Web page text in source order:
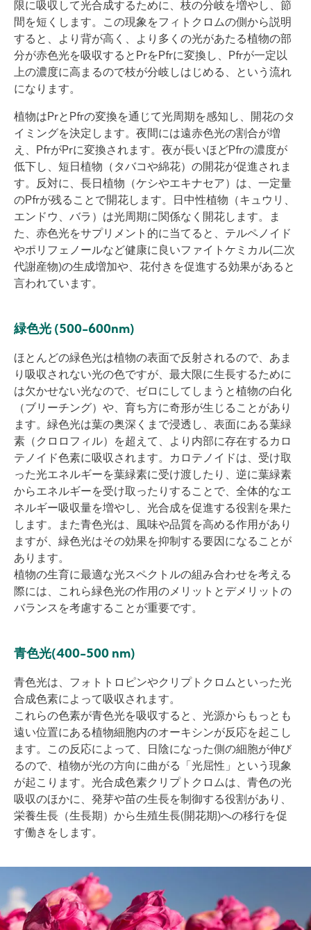
限に吸収して光合成するために、枝の分岐を増やし、節
間を短くします。この現象をフィトクロムの側から説明
すると、より背が高く、より多くの光があたる植物の部
分が赤色光を吸収するとPrをPfrに変換し、Pfrが一定以
上の濃度に高まるので枝が分岐しはじめる、という流れ
になります。
植物はPrとPfrの変換を通じて光周期を感知し、開花のタ
イミングを決定します。夜間には遠赤色光の割合が増
え、PfrがPrに変換されます。夜が長いほどPfrの濃度が
低下し、短日植物（タバコや綿花）の開花が促進されま
す。反対に、長日植物（ケシやエキナセア）は、一定量
のPfrが残ることで開花します。日中性植物（キュウリ、
エンドウ、バラ）は光周期に関係なく開花します。ま
た、赤色光をサプリメント的に当てると、テルペノイド
やポリフェノールなど健康に良いファイトケミカル(二次
代謝産物)の生成増加や、花付きを促進する効果があると
言われています。
緑色光 (500-600nm)
ほとんどの緑色光は植物の表面で反射されるので、あま
り吸収されない光の色ですが、最大限に生長するために
は欠かせない光なので、ゼロにしてしまうと植物の白化
（ブリーチング）や、育ち方に奇形が生じることがあり
ます。緑色光は葉の奥深くまで浸透し、表面にある葉緑
素（クロロフィル）を超えて、より内部に存在するカロ
テノイド色素に吸収されます。カロテノイドは、受け取
った光エネルギーを葉緑素に受け渡したり、逆に葉緑素
からエネルギーを受け取ったりすることで、全体的なエ
ネルギー吸収量を増やし、光合成を促進する役割を果た
します。また青色光は、風味や品質を高める作用があり
ますが、緑色光はその効果を抑制する要因になることが
あります。
植物の生育に最適な光スペクトルの組み合わせを考える
際には、これら緑色光の作用のメリットとデメリットの
バランスを考慮することが重要です。
青色光(400-500 nm)
青色光は、フォトトロピンやクリプトクロムといった光
合成色素によって吸収されます。
これらの色素が青色光を吸収すると、光源からもっとも
遠い位置にある植物細胞内のオーキシンが反応を起こし
ます。この反応によって、日陰になった側の細胞が伸び
るので、植物が光の方向に曲がる「光屈性」という現象
が起こります。光合成色素クリプトクロムは、青色の光
吸収のほかに、発芽や苗の生長を制御する役割があり、
栄養生長（生長期）から生殖生長(開花期)への移行を促
す働きをします。